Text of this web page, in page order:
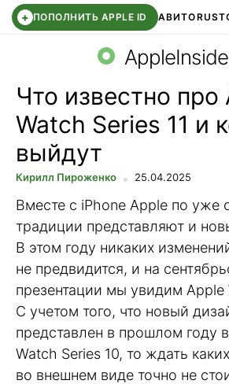
+ ПОПОЛНИТЬ APPLE ID АВИТО
СБЕР КИДС ЧАТ ROBLOXВТБ
Что известно про
Watch Series 11 и
выйдут
Кирилл Пироженко 25.04.2025
Вместе с iPhone Apple по уже
традиции представляют и
В этом году никаких
не предвидится, и на
презентации мы увидим Apple
С учетом того, что новый
представлен в прошлом году
Watch Series 10, то ждать
во внешнем виде точно не